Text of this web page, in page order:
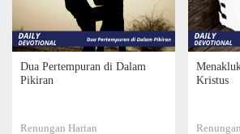
Dua Pertempuran di Dalam
Pikiran
Renungan Harian
Kristus